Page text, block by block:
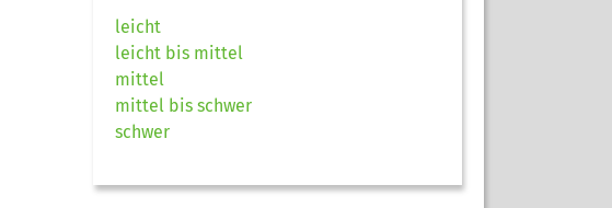
leicht
leicht bis mittel
mittel
mittel bis schwer
schwer